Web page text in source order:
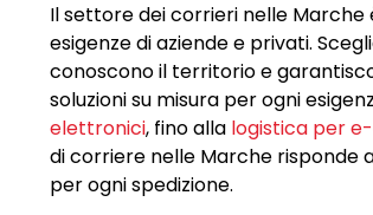
Il settore dei corrieri nelle
esigenze di aziende e privati.
conoscono il territorio e
soluzioni su misura per ogni
elettronici, fino alla logistica per
di corriere nelle Marche risponde
per ogni spedizione.